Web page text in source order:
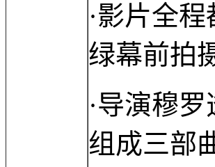
·影片全
绿幕前拍
·导演穆
组成三部